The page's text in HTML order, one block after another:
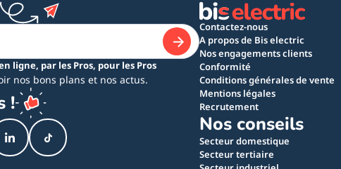
ligne, par les Pros, pour les Pros
nos bons plans et nos actus.
!
Contactez-nous
A propos de Bis electric
Nos engagements clients
Conformité
Conditions générales de vente
Mentions légales
Recrutement
Nos conseils
Secteur domestique
Secteur tertiaire